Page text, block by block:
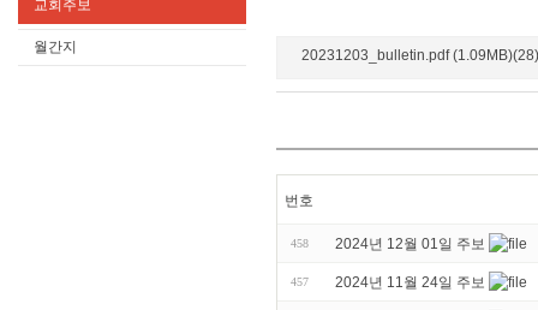
교회주보
월간지 20231203_bulletin.pdf (1.09MB)(28)
번호
458 2024년 12월 01일 주보
457 2024년 11월 24일 주보